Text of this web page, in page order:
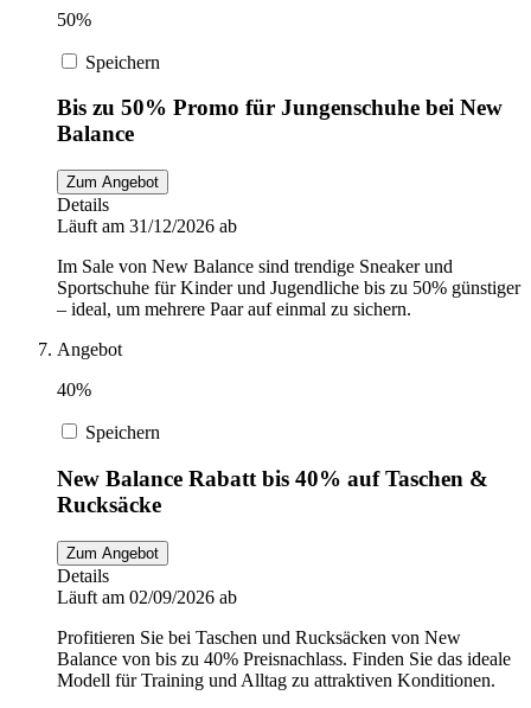
50%
Speichern
Bis zu 50% Promo für Jungenschuhe bei New
Balance
Zum Angebot
Details
Läuft am 31/12/2026 ab
Im Sale von New Balance sind trendige Sneaker und
Sportschuhe für Kinder und Jugendliche bis zu 50% günstiger
– ideal, um mehrere Paar auf einmal zu sichern.
Angebot
40%
Speichern
New Balance Rabatt bis 40% auf Taschen &
Rucksäcke
Zum Angebot
Details
Läuft am 02/09/2026 ab
Profitieren Sie bei Taschen und Rucksäcken von New
Balance von bis zu 40% Preisnachlass. Finden Sie das ideale
Modell für Training und Alltag zu attraktiven Konditionen.